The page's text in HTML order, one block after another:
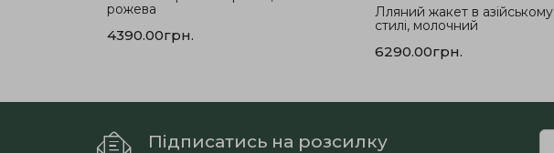
рожева
4390.00грн.
Лляний жакет в азійському
стилі, молочний
6290.00грн.
Підписатись на розсилку